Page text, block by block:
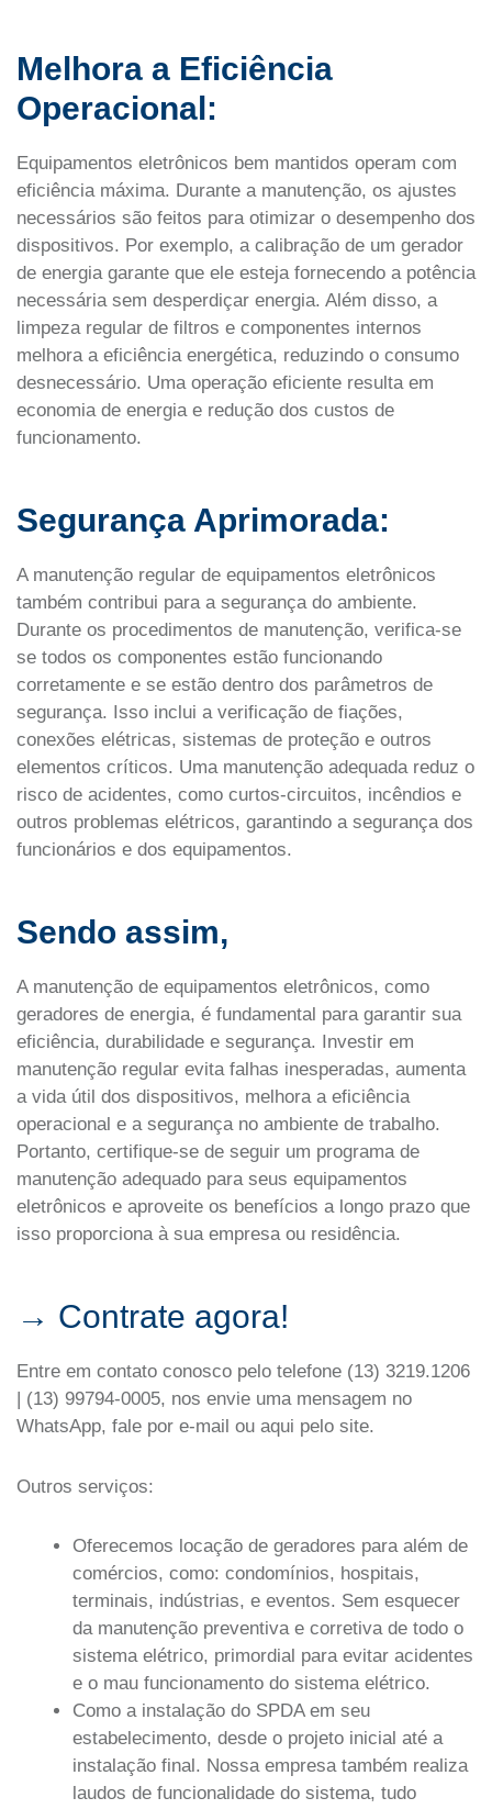
Melhora a Eficiência
Operacional:
Equipamentos eletrônicos bem mantidos operam com
eficiência máxima. Durante a manutenção, os ajustes
necessários são feitos para otimizar o desempenho dos
dispositivos. Por exemplo, a calibração de um gerador
de energia garante que ele esteja fornecendo a potência
necessária sem desperdiçar energia. Além disso, a
limpeza regular de filtros e componentes internos
melhora a eficiência energética, reduzindo o consumo
desnecessário. Uma operação eficiente resulta em
economia de energia e redução dos custos de
funcionamento.
Segurança Aprimorada:
A manutenção regular de equipamentos eletrônicos
também contribui para a segurança do ambiente.
Durante os procedimentos de manutenção, verifica-se
se todos os componentes estão funcionando
corretamente e se estão dentro dos parâmetros de
segurança. Isso inclui a verificação de fiações,
conexões elétricas, sistemas de proteção e outros
elementos críticos. Uma manutenção adequada reduz o
risco de acidentes, como curtos-circuitos, incêndios e
outros problemas elétricos, garantindo a segurança dos
funcionários e dos equipamentos.
Sendo assim,
A manutenção de equipamentos eletrônicos, como
geradores de energia, é fundamental para garantir sua
eficiência, durabilidade e segurança. Investir em
manutenção regular evita falhas inesperadas, aumenta
a vida útil dos dispositivos, melhora a eficiência
operacional e a segurança no ambiente de trabalho.
Portanto, certifique-se de seguir um programa de
manutenção adequado para seus equipamentos
eletrônicos e aproveite os benefícios a longo prazo que
isso proporciona à sua empresa ou residência.
→ Contrate agora!
Entre em contato conosco pelo telefone (13) 3219.1206
| (13) 99794-0005, nos envie uma mensagem no
WhatsApp, fale por e-mail ou aqui pelo site.
Outros serviços:
Oferecemos locação de geradores para além de
comércios, como: condomínios, hospitais,
terminais, indústrias, e eventos. Sem esquecer
da manutenção preventiva e corretiva de todo o
sistema elétrico, primordial para evitar acidentes
e o mau funcionamento do sistema elétrico.
Como a instalação do SPDA em seu
estabelecimento, desde o projeto inicial até a
instalação final. Nossa empresa também realiza
laudos de funcionalidade do sistema, tudo